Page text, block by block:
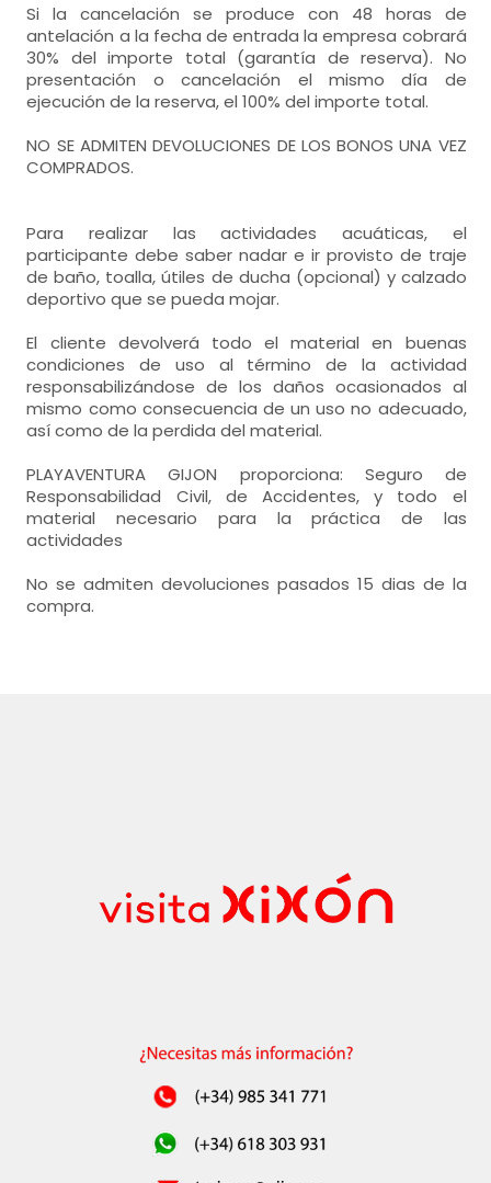
Si la cancelación se produce con 48 horas de
antelación a la fecha de entrada la empresa cobrará
30% del importe total (garantía de reserva). No
presentación o cancelación el mismo día de
ejecución de la reserva, el 100% del importe total.
NO SE ADMITEN DEVOLUCIONES DE LOS BONOS UNA VEZ
COMPRADOS.
Para realizar las actividades acuáticas, el
participante debe saber nadar e ir provisto de traje
de baño, toalla, útiles de ducha (opcional) y calzado
deportivo que se pueda mojar.
El cliente devolverá todo el material en buenas
condiciones de uso al término de la actividad
responsabilizándose de los daños ocasionados al
mismo como consecuencia de un uso no adecuado,
así como de la perdida del material.
PLAYAVENTURA GIJON proporciona: Seguro de
Responsabilidad Civil, de Accidentes, y todo el
material necesario para la práctica de las
actividades
No se admiten devoluciones pasados 15 dias de la
compra.